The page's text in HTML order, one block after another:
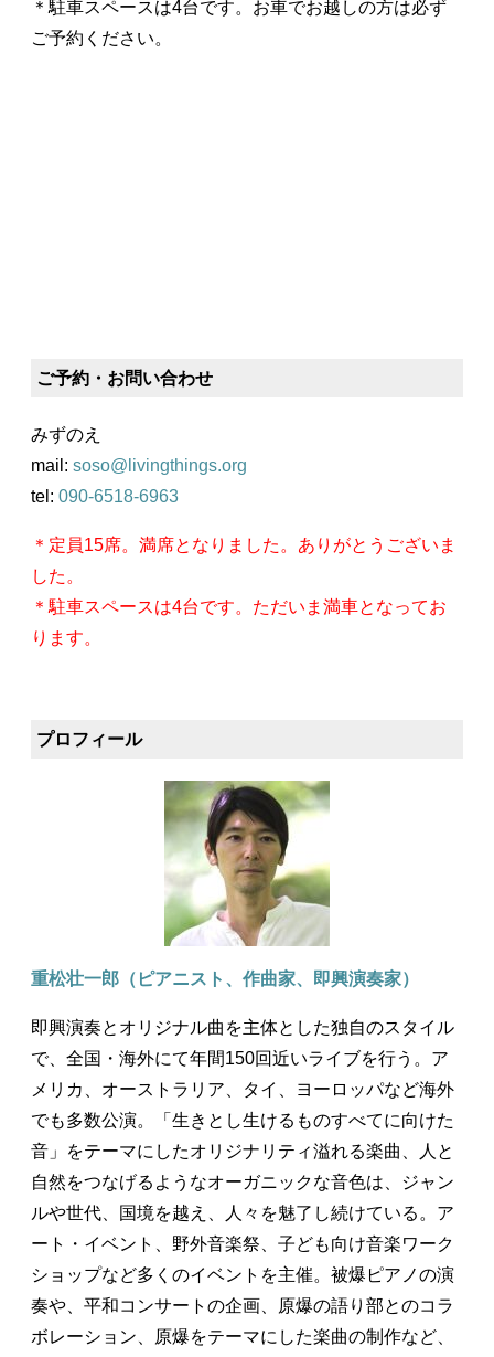
＊駐車スペースは4台です。お車でお越しの方は必ず
ご予約ください。
ご予約・お問い合わせ
みずのえ
mail: soso@livingthings.org
tel: 090-6518-6963
＊定員15席。満席となりました。ありがとうございま
した。
＊駐車スペースは4台です。ただいま満車となってお
ります。
プロフィール
重松壮一郎（ピアニスト、作曲家、即興演奏家）
即興演奏とオリジナル曲を主体とした独自のスタイル
で、全国・海外にて年間150回近いライブを行う。ア
メリカ、オーストラリア、タイ、ヨーロッパなど海外
でも多数公演。「生きとし生けるものすべてに向けた
音」をテーマにしたオリジナリティ溢れる楽曲、人と
自然をつなげるようなオーガニックな音色は、ジャン
ルや世代、国境を越え、人々を魅了し続けている。ア
ート・イベント、野外音楽祭、子ども向け音楽ワーク
ショップなど多くのイベントを主催。被爆ピアノの演
奏や、平和コンサートの企画、原爆の語り部とのコラ
ボレーション、原爆をテーマにした楽曲の制作など、